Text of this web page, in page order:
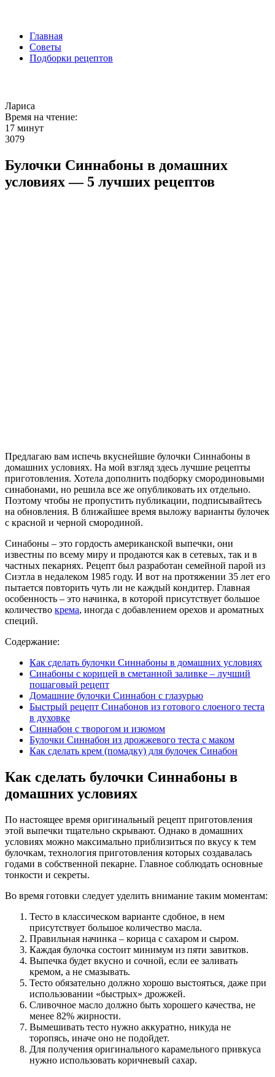
Главная
Советы
Подборки рецептов
Лариса
Время на чтение:
17 минут
3079
Булочки Синнабоны в домашних
условиях — 5 лучших рецептов
Предлагаю вам испечь вкуснейшие булочки Синнабоны в
домашних условиях. На мой взгляд здесь лучшие рецепты
приготовления. Хотела дополнить подборку смородиновыми
синабонами, но решила все же опубликовать их отдельно.
Поэтому чтобы не пропустить публикации, подписывайтесь
на обновления. В ближайшее время выложу варианты булочек
с красной и черной смородиной.
Синабоны – это гордость американской выпечки, они
известны по всему миру и продаются как в сетевых, так и в
частных пекарнях. Рецепт был разработан семейной парой из
Сиэтла в недалеком 1985 году. И вот на протяжении 35 лет его
пытается повторить чуть ли не каждый кондитер. Главная
особенность – это начинка, в которой присутствует большое
количество крема, иногда с добавлением орехов и ароматных
специй.
Содержание:
Как сделать булочки Синнабоны в домашних условиях
Синабоны с корицей в сметанной заливке – лучший
пошаговый рецепт
Домашние булочки Синнабон с глазурью
Быстрый рецепт Синабонов из готового слоеного теста
в духовке
Синнабон с творогом и изюмом
Булочки Синнабон из дрожжевого теста с маком
Как сделать крем (помадку) для булочек Синабон
Как сделать булочки Синнабоны в
домашних условиях
По настоящее время оригинальный рецепт приготовления
этой выпечки тщательно скрывают. Однако в домашних
условиях можно максимально приблизиться по вкусу к тем
булочкам, технология приготовления которых создавалась
годами в собственной пекарне. Главное соблюдать основные
тонкости и секреты.
Во время готовки следует уделить внимание таким моментам:
Тесто в классическом варианте сдобное, в нем
присутствует большое количество масла.
Правильная начинка – корица с сахаром и сыром.
Каждая булочка состоит минимум из пяти завитков.
Выпечка будет вкусно и сочной, если ее заливать
кремом, а не смазывать.
Тесто обязательно должно хорошо выстояться, даже при
использовании «быстрых» дрожжей.
Сливочное масло должно быть хорошего качества, не
менее 82% жирности.
Вымешивать тесто нужно аккуратно, никуда не
торопясь, иначе оно не подойдет.
Для получения оригинального карамельного привкуса
нужно использовать коричневый сахар.